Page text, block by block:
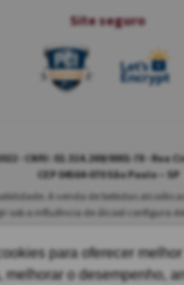
para oferecer melhor
melhorar o desempenho,
Site seguro
- CNPJ: 02.314.269/0001-78 - Rua
CEP 04564-070 São Paulo – SP
A venda de bebidas
sob a influência de álcool configura
poderão ser diferentes das
nosso estoque. Alteração de preços e
sujeitas a alteração sem aviso